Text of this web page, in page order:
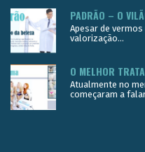
PADRÃO – O
Apesar de
valorização...
O MELHOR
Atualmente no
começaram a